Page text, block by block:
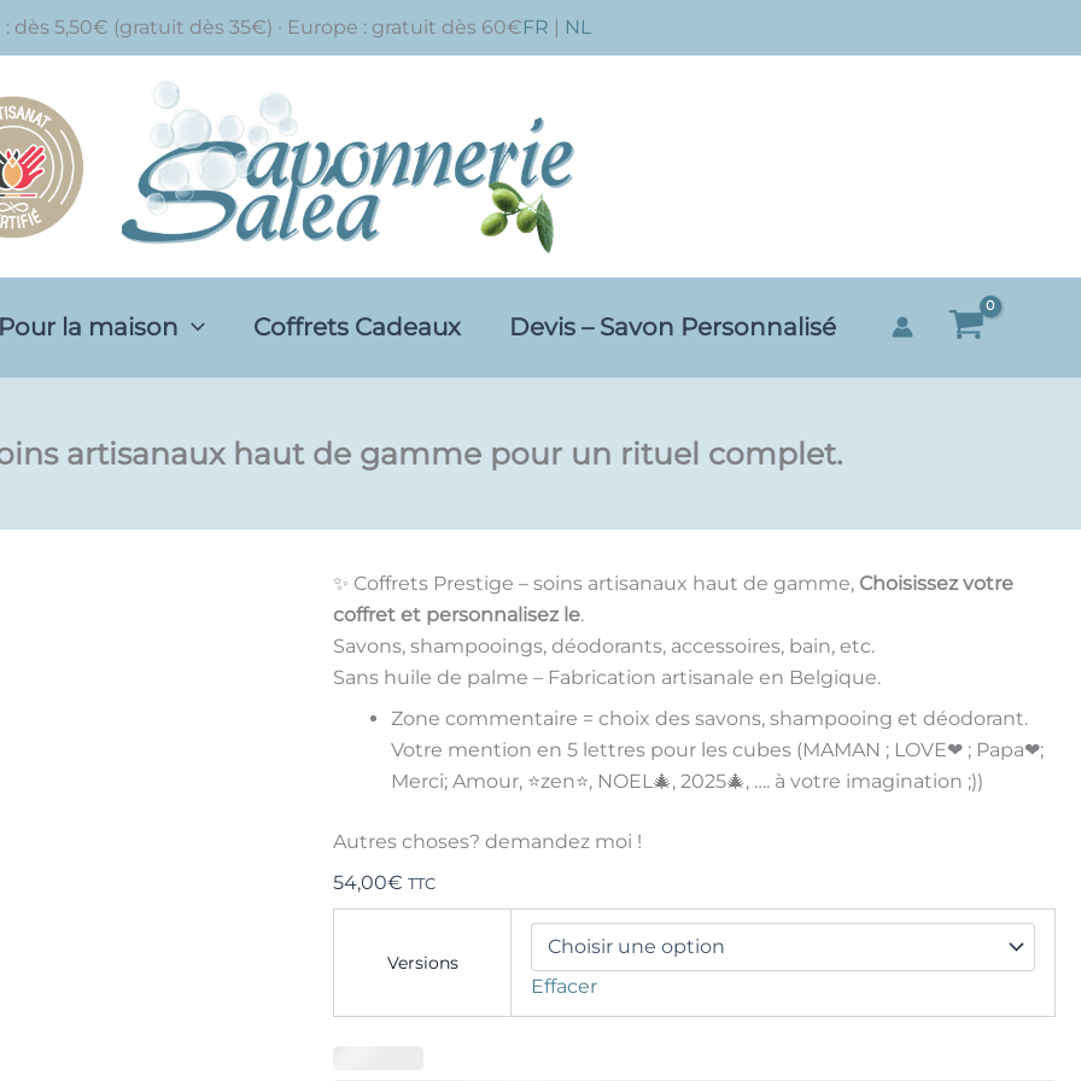
: dès 5,50€ (gratuit dès 35€) · Europe : gratuit dès 60€FR | NL
Pour la maison Coffrets Cadeaux Devis – Savon Personnalisé
artisanaux haut de gamme pour un rituel complet.
✨ Coffrets Prestige – soins artisanaux haut de gamme, Choisissez votre
coffret et personnalisez le.
Savons, shampooings, déodorants, accessoires, bain, etc.
Sans huile de palme – Fabrication artisanale en Belgique.
Zone commentaire = choix des savons, shampooing et déodorant.
Votre mention en 5 lettres pour les cubes (MAMAN ; LOVE❤ ; Papa❤;
Merci; Amour, ⭐zen⭐, NOEL🎄, 2025🎄, …. à votre imagination ;))
Autres choses? demandez moi !
54,00€ TTC
Versions
Effacer